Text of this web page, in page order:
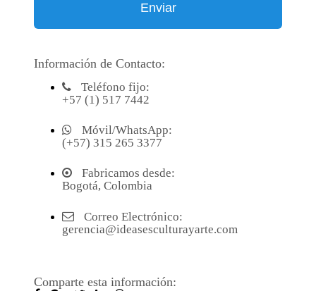
Enviar
Información de Contacto:
Teléfono fijo:
+57 (1) 517 7442
Móvil/WhatsApp:
(+57) 315 265 3377
Fabricamos desde:
Bogotá, Colombia
Correo Electrónico:
gerencia@ideasesculturayarte.com
Comparte esta información: